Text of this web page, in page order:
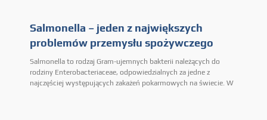
Salmonella – jeden z największych
problemów przemysłu spożywczego
Salmonella to rodzaj Gram-ujemnych bakterii należących do
rodziny Enterobacteriaceae, odpowiedzialnych za jedne z
najczęściej występujących zakażeń pokarmowych na świecie. W